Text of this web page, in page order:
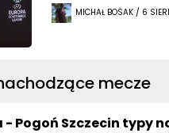
MICHAŁ BOSAK / 6
mecze
Pogoń Szczecin typy